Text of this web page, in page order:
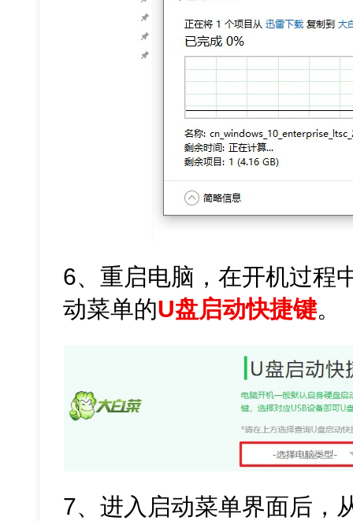
6、重启电脑，在开机过程
动菜单的U盘启动快捷键。
7、进入启动菜单界面后，